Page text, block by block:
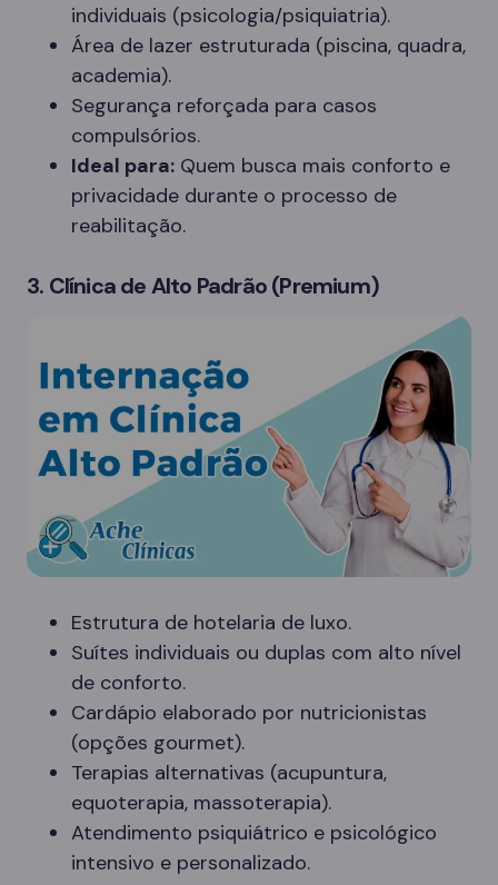
individuais (psicologia/psiquiatria).
Área de lazer estruturada (piscina, quadra,
academia).
Segurança reforçada para casos
compulsórios.
Ideal para: Quem busca mais conforto e
privacidade durante o processo de
reabilitação.
3. Clínica de Alto Padrão (Premium)
Estrutura de hotelaria de luxo.
Suítes individuais ou duplas com alto nível
de conforto.
Cardápio elaborado por nutricionistas
(opções gourmet).
Terapias alternativas (acupuntura,
equoterapia, massoterapia).
Atendimento psiquiátrico e psicológico
intensivo e personalizado.